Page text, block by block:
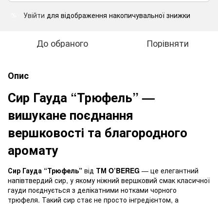
Увійти для відображення накопичувальної знижки
До обраного Порівняти
Опис
Сир Гауда “Трюфель” —
вишукане поєднання
вершковості та благородного
аромату
Сир Гауда “Трюфель” від ТМ O’BEREG — це елегантний
напівтвердий сир, у якому ніжний вершковий смак класичної
гауди поєднується з делікатними нотками чорного
трюфеля. Такий сир стає не просто інгредієнтом, а